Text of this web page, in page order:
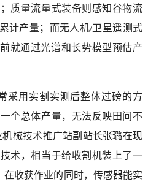
质量流量式装备则感知谷物流
计产量；而无人机/卫星遥测式
就通过光谱和长势模型预估产
采用实割实测后整体过磅的方
个总体产量，无法反映田间不
械技术推广站副站长张璐在现
术，相当于给收割机装上了一
在收获作业的同时，传感器能实